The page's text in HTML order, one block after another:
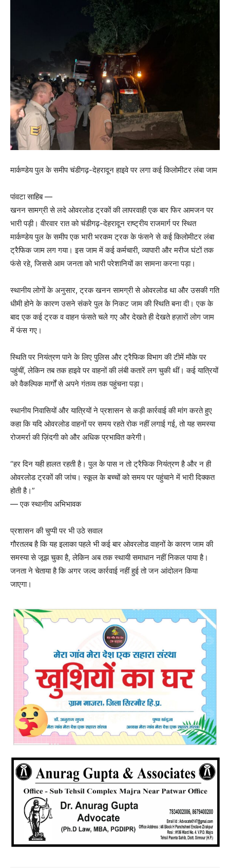
मार्कण्डेय पुल के समीप चंडीगढ़-देहरादून हाइवे पर लगा कई किलोमीटर लंबा जाम
पांवटा साहिब —
खनन सामग्री से लदे ओवरलोड ट्रकों की लापरवाही एक बार फिर आमजन पर
भारी पड़ी। वीरवार रात को चंडीगढ़-देहरादून राष्ट्रीय राजमार्ग पर स्थित
मार्कण्डेय पुल के समीप एक भारी भरकम ट्रक के फंसने से कई किलोमीटर लंबा
ट्रैफिक जाम लग गया। इस जाम में कई कर्मचारी, व्यापारी और मरीज घंटों तक
फंसे रहे, जिससे आम जनता को भारी परेशानियों का सामना करना पड़ा।
स्थानीय लोगों के अनुसार, ट्रक खनन सामग्री से ओवरलोड था और उसकी गति
धीमी होने के कारण उसने संकरे पुल के निकट जाम की स्थिति बना दी। एक के
बाद एक कई ट्रक व वाहन फंसते चले गए और देखते ही देखते हज़ारों लोग जाम
में फंस गए।
स्थिति पर नियंत्रण पाने के लिए पुलिस और ट्रैफिक विभाग की टीमें मौके पर
पहुंचीं, लेकिन तब तक हाइवे पर वाहनों की लंबी कतारें लग चुकी थीं। कई यात्रियों
को वैकल्पिक मार्गों से अपने गंतव्य तक पहुंचना पड़ा।
स्थानीय निवासियों और यात्रियों ने प्रशासन से कड़ी कार्रवाई की मांग करते हुए
कहा कि यदि ओवरलोड वाहनों पर समय रहते रोक नहीं लगाई गई, तो यह समस्या
रोजमर्रा की ज़िंदगी को और अधिक प्रभावित करेगी।
“हर दिन यही हालत रहती है। पुल के पास न तो ट्रैफिक नियंत्रण है और न ही
ओवरलोड ट्रकों की जांच। स्कूल के बच्चों को समय पर पहुंचाने में भारी दिक्कत
होती है।”
— एक स्थानीय अभिभावक
प्रशासन की चुप्पी पर भी उठे सवाल
गौरतलब है कि यह इलाका पहले भी कई बार ओवरलोड वाहनों के कारण जाम की
समस्या से जूझ चुका है, लेकिन अब तक स्थायी समाधान नहीं निकल पाया है।
जनता ने चेताया है कि अगर जल्द कार्रवाई नहीं हुई तो जन आंदोलन किया
जाएगा।